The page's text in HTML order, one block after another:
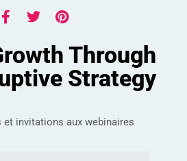
Through
Strategy
et invitations aux webinaires